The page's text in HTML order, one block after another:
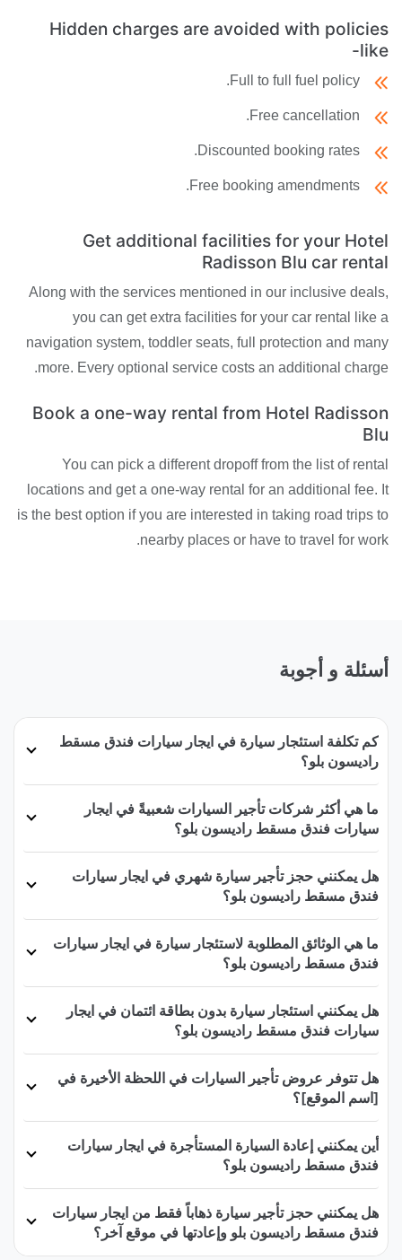
Hidden charges are avoided with policies
like-
Full to full fuel policy.
Free cancellation.
Discounted booking rates.
Free booking amendments.
Get additional facilities for your Hotel
Radisson Blu car rental
Along with the services mentioned in our inclusive deals,
you can get extra facilities for your car rental like a
navigation system, toddler seats, full protection and many
more. Every optional service costs an additional charge.
Book a one-way rental from Hotel Radisson
Blu
You can pick a different dropoff from the list of rental
locations and get a one-way rental for an additional fee. It
is the best option if you are interested in taking road trips to
nearby places or have to travel for work.
أسئلة و أجوبة
كم تكلفة استئجار سيارة في ايجار سيارات فندق مسقط
راديسون بلو؟
ما هي أكثر شركات تأجير السيارات شعبيةً في ايجار
سيارات فندق مسقط راديسون بلو؟
هل يمكنني حجز تأجير سيارة شهري في ايجار سيارات
فندق مسقط راديسون بلو؟
ما هي الوثائق المطلوبة لاستئجار سيارة في ايجار سيارات
فندق مسقط راديسون بلو؟
هل يمكنني استئجار سيارة بدون بطاقة ائتمان في ايجار
سيارات فندق مسقط راديسون بلو؟
هل تتوفر عروض تأجير السيارات في اللحظة الأخيرة في
[اسم الموقع]؟
أين يمكنني إعادة السيارة المستأجرة في ايجار سيارات
فندق مسقط راديسون بلو؟
هل يمكنني حجز تأجير سيارة ذهاباً فقط من ايجار سيارات
فندق مسقط راديسون بلو وإعادتها في موقع آخر؟